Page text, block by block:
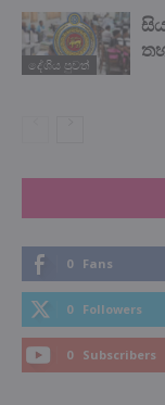
දේශිය පුවත්
0 Fans
0 Followers
0 Subscribers